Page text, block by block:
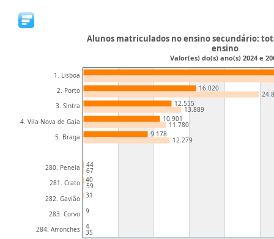
1. Lisboa
2. Porto
3. Sintra
4. Vila Nova de Gaia
5. Braga
280. Penela
281. Crato
282. Gavião
283. Corvo
284. Arronches
16.020
12.555
10.901
9.178
44
40
31
9
4
13.889
11.780
12.279
67
59
35
Alunos matriculados no ensino secundário:
ensino
Valor(es) do(s) ano(s) 2024 e